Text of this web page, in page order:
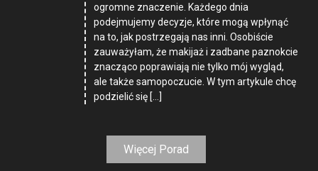
ogromne znaczenie. Każdego dnia
podejmujemy decyzje, które mogą wpłynąć
na to, jak postrzegają nas inni. Osobiście
zauważyłam, że makijaż i zadbane paznokcie
znacząco poprawiają nie tylko mój wygląd,
ale także samopoczucie. W tym artykule chcę
podzielić się […]
Więcej Porad